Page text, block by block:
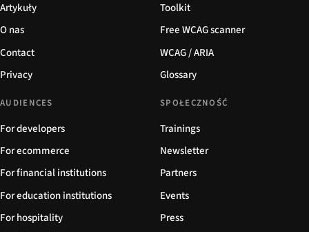
Artykuły
O nas
Contact
Privacy
Toolkit
Free WCAG scanner
WCAG / ARIA
Glossary
AUDIENCES
For developers
For ecommerce
For financial institutions
For education institutions
For hospitality
SPOŁECZNOŚĆ
Trainings
Newsletter
Partners
Events
Press